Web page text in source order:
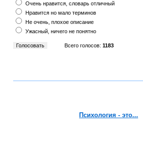
Очень нравится, словарь отличный
Нравится но мало терминов
Не очень, плохое описание
Ужасный, ничего не понятно
Всего голосов: 1183
Психология - это...